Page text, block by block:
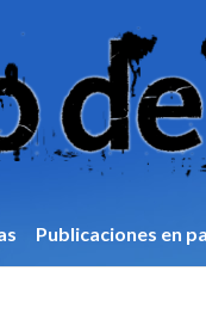
Publicaciones en